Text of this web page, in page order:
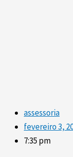
assessoria
fevereiro 3,
7:35 pm